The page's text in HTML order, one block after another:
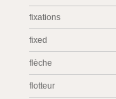
fixations
fixed
flèche
flotteur